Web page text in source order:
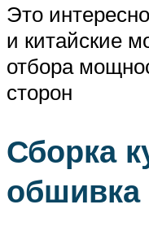
Это
и китайские
отбора
сторон
Сборка
обшивка